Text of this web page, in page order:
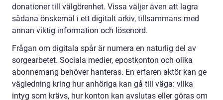
donationer till välgörenhet. Vissa väljer även att lagra
sådana önskemål i ett digitalt arkiv, tillsammans med
annan viktig information och lösenord.
Frågan om digitala spår är numera en naturlig del av
sorgearbetet. Sociala medier, epostkonton och olika
abonnemang behöver hanteras. En erfaren aktör kan ge
vägledning kring hur anhöriga kan gå till väga: vilka
intyg som krävs, hur konton kan avslutas eller göras om